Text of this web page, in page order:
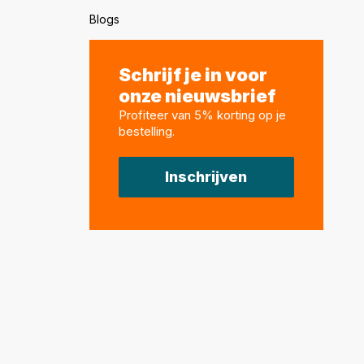
Blogs
Schrijf je in voor
onze nieuwsbrief
Profiteer van 5% korting op je
bestelling.
Inschrijven